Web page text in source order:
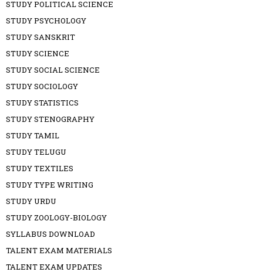
STUDY POLITICAL SCIENCE
STUDY PSYCHOLOGY
STUDY SANSKRIT
STUDY SCIENCE
STUDY SOCIAL SCIENCE
STUDY SOCIOLOGY
STUDY STATISTICS
STUDY STENOGRAPHY
STUDY TAMIL
STUDY TELUGU
STUDY TEXTILES
STUDY TYPE WRITING
STUDY URDU
STUDY ZOOLOGY-BIOLOGY
SYLLABUS DOWNLOAD
TALENT EXAM MATERIALS
TALENT EXAM UPDATES